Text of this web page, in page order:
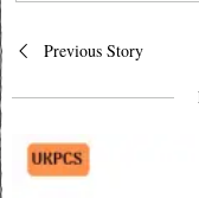
Post
navigation
Previous Story